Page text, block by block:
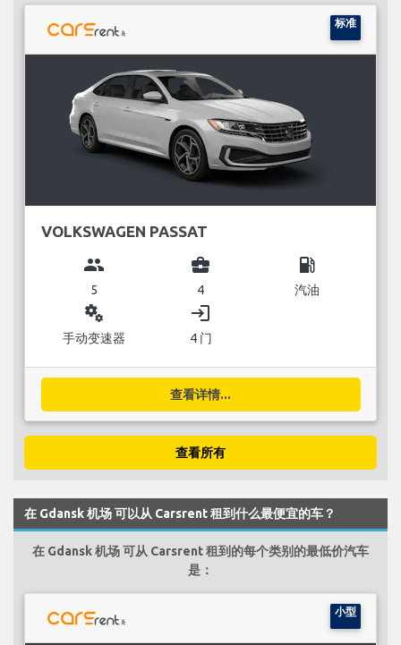
标准
VOLKSWAGEN PASSAT
group
5
business_center
4
local_gas_station
汽油
miscellaneous_services
手动变速器
login
4 门
查看详情...
查看所有
在 Gdansk 机场 可以从 Carsrent 租到什么最便宜的车？
在 Gdansk 机场 可从 Carsrent 租到的每个类别的最低价汽车
是：
小型